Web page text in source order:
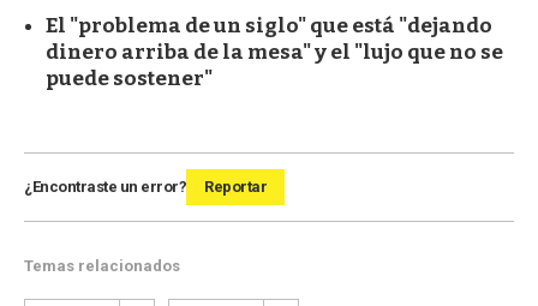
El "problema de un siglo" que está "dejando
dinero arriba de la mesa" y el "lujo que no se
puede sostener"
¿Encontraste un error? Reportar
Temas relacionados